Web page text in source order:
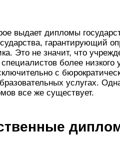
выдает дипломы
гарантирующий
Это не значит, что
более низкого
с
услугах.
все же существует.